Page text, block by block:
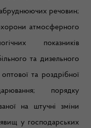
речовин;
атмосферного
показників
та дизельного
та роздрібної
порядку
на штучні зміни
у господарських